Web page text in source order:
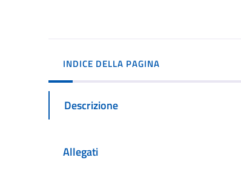
INDICE DELLA PAGINA
Descrizione
Allegati